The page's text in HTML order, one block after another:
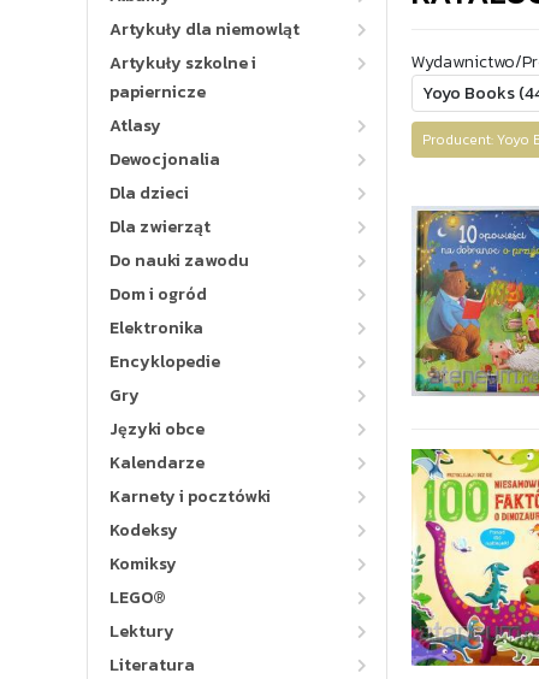
Artykuły dla niemowląt
Artykuły szkolne i
papiernicze
Atlasy
Dewocjonalia
Dla dzieci
Dla zwierząt
Do nauki zawodu
Dom i ogród
Elektronika
Encyklopedie
Gry
Języki obce
Kalendarze
Karnety i pocztówki
Kodeksy
Komiksy
LEGO®
Lektury
Literatura
Wydawnictwo/
Producent: